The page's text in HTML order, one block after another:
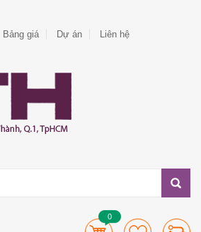
Bảng giá Dự án Liên hệ
0